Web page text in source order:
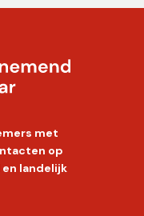
met
op
landelijk